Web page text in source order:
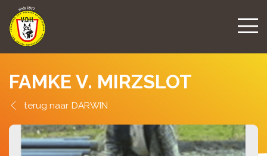
FAMKE V. MIRZSLOT
DARWIN